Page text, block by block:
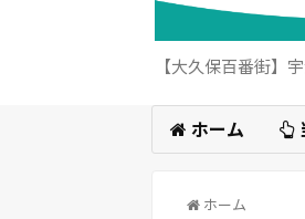
【大久保百番街】
ホーム
ホーム